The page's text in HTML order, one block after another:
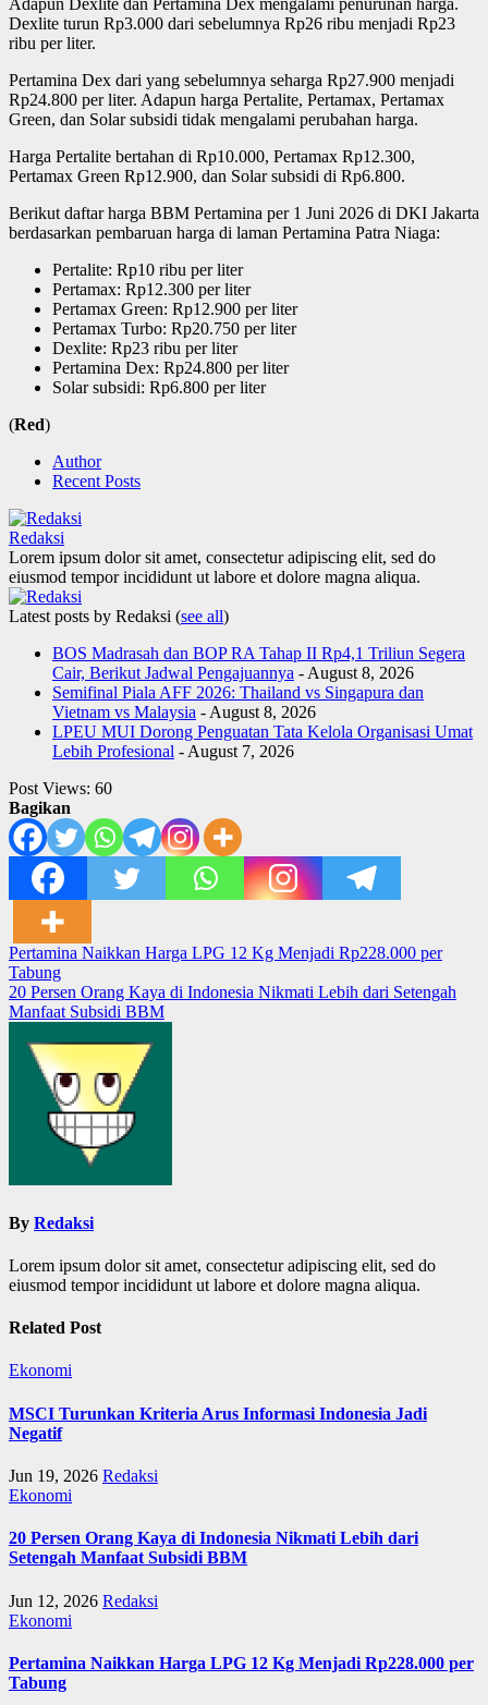
Adapun Dexlite dan Pertamina Dex mengalami penurunan harga.
Dexlite turun Rp3.000 dari sebelumnya Rp26 ribu menjadi Rp23
ribu per liter.
Pertamina Dex dari yang sebelumnya seharga Rp27.900 menjadi
Rp24.800 per liter. Adapun harga Pertalite, Pertamax, Pertamax
Green, dan Solar subsidi tidak mengalami perubahan harga.
Harga Pertalite bertahan di Rp10.000, Pertamax Rp12.300,
Pertamax Green Rp12.900, dan Solar subsidi di Rp6.800.
Berikut daftar harga BBM Pertamina per 1 Juni 2026 di DKI Jakarta
berdasarkan pembaruan harga di laman Pertamina Patra Niaga:
Pertalite: Rp10 ribu per liter
Pertamax: Rp12.300 per liter
Pertamax Green: Rp12.900 per liter
Pertamax Turbo: Rp20.750 per liter
Dexlite: Rp23 ribu per liter
Pertamina Dex: Rp24.800 per liter
Solar subsidi: Rp6.800 per liter
(Red)
Author
Recent Posts
Redaksi
Lorem ipsum dolor sit amet, consectetur adipiscing elit, sed do
eiusmod tempor incididunt ut labore et dolore magna aliqua.
Latest posts by Redaksi (see all)
BOS Madrasah dan BOP RA Tahap II Rp4,1 Triliun Segera
Cair, Berikut Jadwal Pengajuannya - August 8, 2026
Semifinal Piala AFF 2026: Thailand vs Singapura dan
Vietnam vs Malaysia - August 8, 2026
LPEU MUI Dorong Penguatan Tata Kelola Organisasi Umat
Lebih Profesional - August 7, 2026
Post Views: 60
Bagikan
Post
navigation
Pertamina Naikkan Harga LPG 12 Kg Menjadi Rp228.000 per
Tabung
20 Persen Orang Kaya di Indonesia Nikmati Lebih dari Setengah
Manfaat Subsidi BBM
By Redaksi
Lorem ipsum dolor sit amet, consectetur adipiscing elit, sed do
eiusmod tempor incididunt ut labore et dolore magna aliqua.
Related Post
Ekonomi
MSCI Turunkan Kriteria Arus Informasi Indonesia Jadi
Negatif
Jun 19, 2026 Redaksi
Ekonomi
20 Persen Orang Kaya di Indonesia Nikmati Lebih dari
Setengah Manfaat Subsidi BBM
Jun 12, 2026 Redaksi
Ekonomi
Pertamina Naikkan Harga LPG 12 Kg Menjadi Rp228.000 per
Tabung